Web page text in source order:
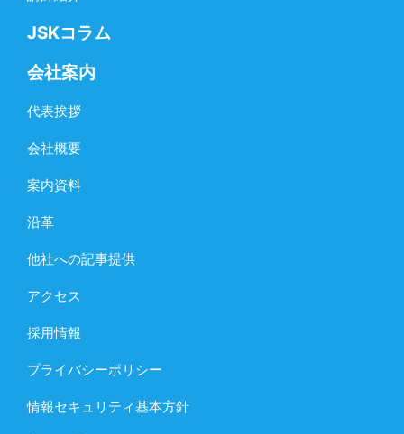
JSKコラム
会社案内
代表挨拶
会社概要
案内資料
沿革
他社への記事提供
アクセス
採用情報
プライバシーポリシー
情報セキュリティ基本方針